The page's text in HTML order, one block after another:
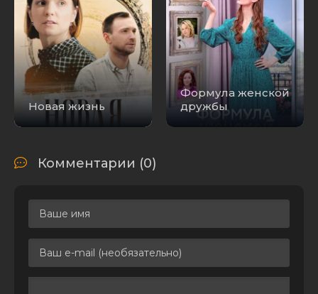
Принц и нищая
[S01] (2023) WEB-
DL 1080p
5.37 GB 1 0
Принц и нищий -
Магнитоальбом
(1990) MP3
77.05
MB
0 1
Марк Твен -
Принц и нищий
(2014) PDF
MB
0 1
The Prince and
the Pauper (1977)
msltel | D
6.10 GB
Принц и нищий /
the Pauper (1977)
BDRip-AVC от
Новая жизнь
Формула женской
дружбы
Комментарии (0)